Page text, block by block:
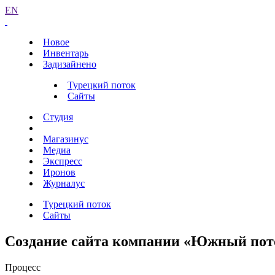
EN
Новое
Инвентарь
Задизайнено
Турецкий поток
Сайты
Студия
Магазинус
Медиа
Экспресс
Иронов
Журналус
Турецкий поток
Сайты
Создание сайта компании «Южный
Процесс